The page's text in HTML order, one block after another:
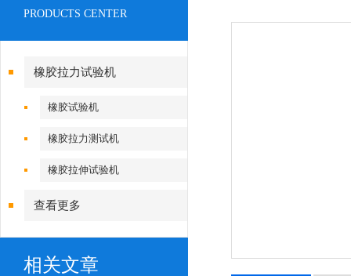
PRODUCTS CENTER
橡胶拉力试验机
橡胶试验机
橡胶拉力测试机
橡胶拉伸试验机
查看更多
相关文章